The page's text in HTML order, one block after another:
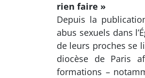
rien faire »
Depuis la
abus sexuels dans
de leurs proches se
diocèse de Paris
formations –